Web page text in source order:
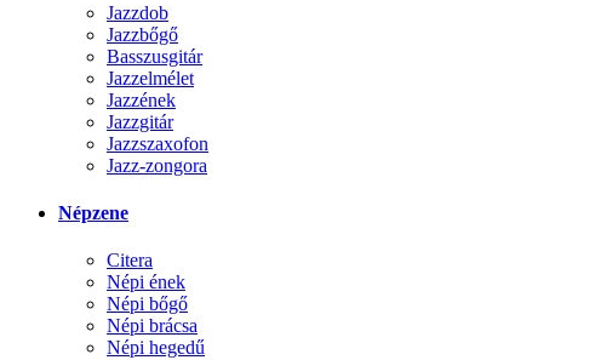
Jazzdob
Jazzbőgő
Basszusgitár
Jazzelmélet
Jazzének
Jazzgitár
Jazzszaxofon
Jazz-zongora
Népzene
Citera
Népi ének
Népi bőgő
Népi brácsa
Népi hegedű